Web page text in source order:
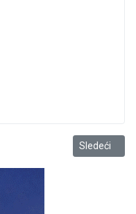
pobjednicama!Sledeći
Sledeći